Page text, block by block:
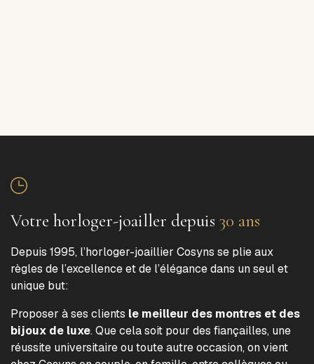
Votre horloger-joailler depuis 30 ans
Depuis 1995, l’horloger-joaillier Cosyns se plie aux
règles de l’excellence et de l’élégance dans un seul et
unique but:
Proposer à ses clients le meilleur des montres et des
bijoux de luxe. Que cela soit pour des fiançailles, une
réussite universitaire ou toute autre occasion, on vient